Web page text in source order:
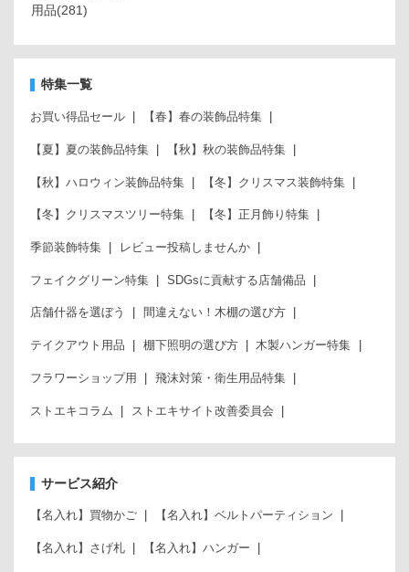
用品(281)
特集一覧
お買い得品セール 【春】春の装飾品特集
【夏】夏の装飾品特集 【秋】秋の装飾品特集
【秋】ハロウィン装飾品特集 【冬】クリスマス装飾特集
【冬】クリスマスツリー特集 【冬】正月飾り特集
季節装飾特集 レビュー投稿しませんか
フェイクグリーン特集 SDGsに貢献する店舗備品
店舗什器を選ぼう 間違えない！木棚の選び方
テイクアウト用品 棚下照明の選び方 木製ハンガー特集
フラワーショップ用 飛沫対策・衛生用品特集
ストエキコラム ストエキサイト改善委員会
サービス紹介
【名入れ】買物かご 【名入れ】ベルトパーティション
【名入れ】さげ札 【名入れ】ハンガー